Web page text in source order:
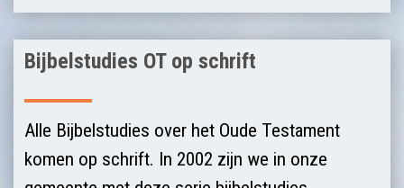
Bijbelstudies OT op schrift
Alle Bijbelstudies over het Oude Testament
komen op schrift. In 2002 zijn we in onze